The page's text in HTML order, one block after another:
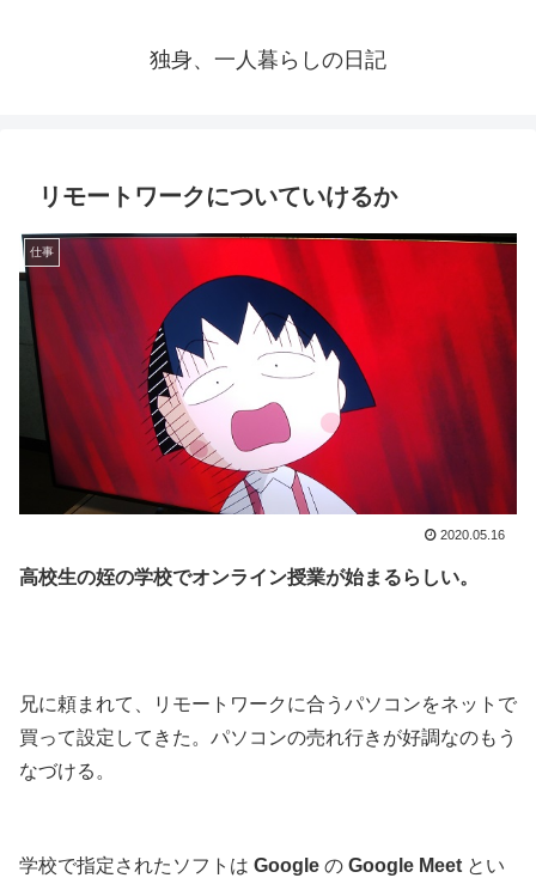
独身、一人暮らしの日記
リモートワークについていけるか
仕事
2020.05.16
高校生の姪の学校でオンライン授業が始まるらしい。
兄に頼まれて、リモートワークに合うパソコンをネットで
買って設定してきた。パソコンの売れ行きが好調なのもう
なづける。
学校で指定されたソフトは Google の Google Meet とい